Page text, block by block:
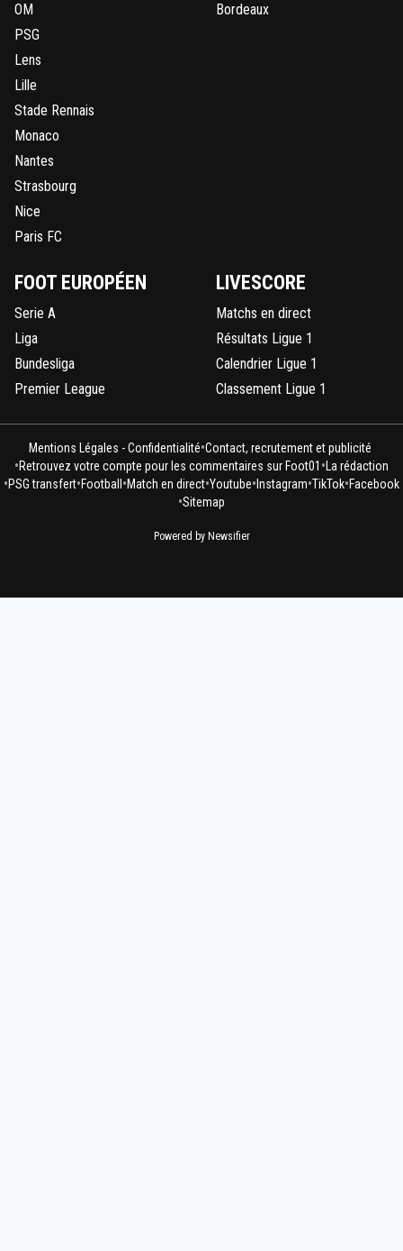
OM
PSG
Lens
Lille
Stade Rennais
Monaco
Nantes
Strasbourg
Nice
Paris FC
Bordeaux
FOOT EUROPÉEN
Serie A
Liga
Bundesliga
Premier League
LIVESCORE
Matchs en direct
Résultats Ligue 1
Calendrier Ligue 1
Classement Ligue 1
Mentions Légales - Confidentialité•Contact, recrutement et publicité
•Retrouvez votre compte pour les commentaires sur Foot01 • La rédaction
•PSG transfert•Football •Match en direct•Youtube• Instagram•TikTok•Facebook
•Sitemap
Powered by Newsifier